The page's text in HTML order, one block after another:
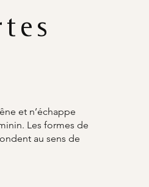
et n’échappe
Les formes de
au sens de